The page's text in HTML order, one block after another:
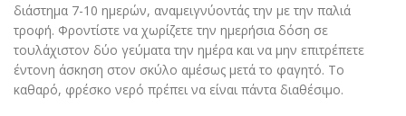
διάστημα 7-10 ημερών, αναμειγνύοντάς την με την παλιά
τροφή. Φροντίστε να χωρίζετε την ημερήσια δόση σε
τουλάχιστον δύο γεύματα την ημέρα και να μην επιτρέπετε
έντονη άσκηση στον σκύλο αμέσως μετά το φαγητό. Το
καθαρό, φρέσκο νερό πρέπει να είναι πάντα διαθέσιμο.